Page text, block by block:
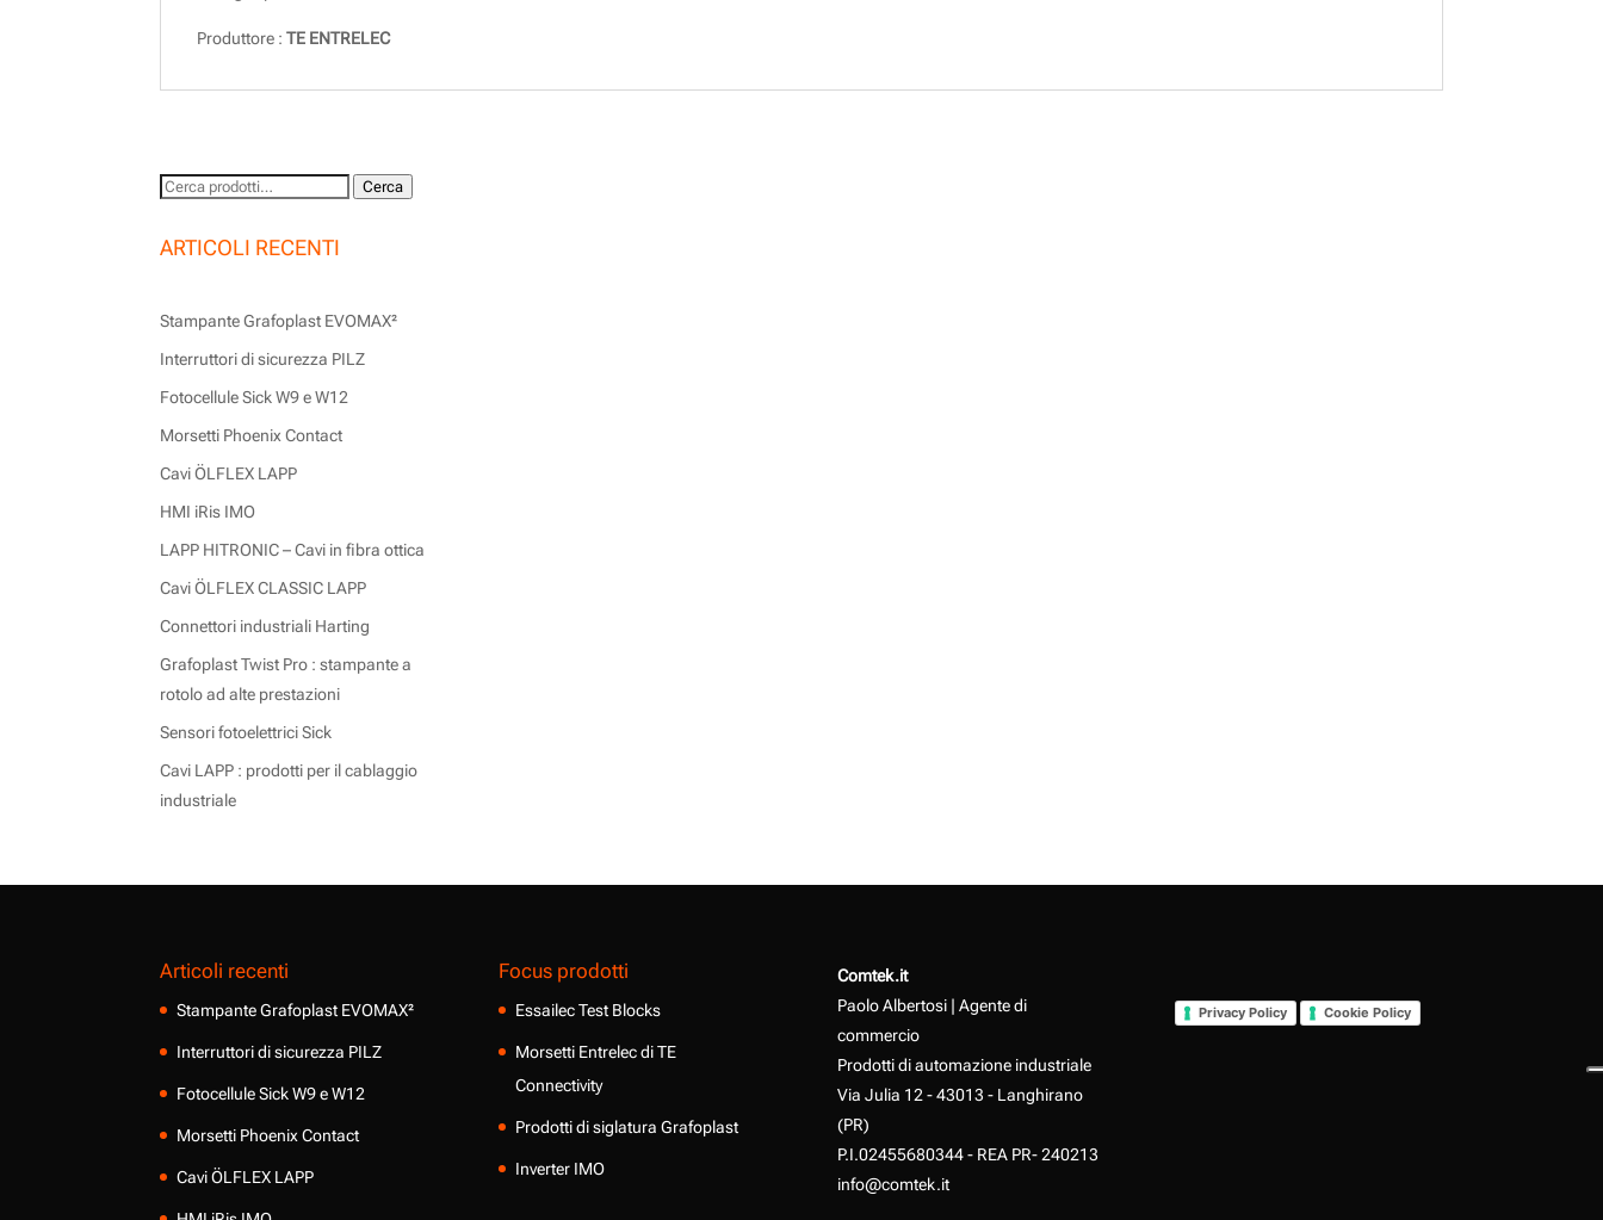
Produttore :TE ENTRELEC
Cerca: Cerca
ARTICOLI RECENTI
Stampante Grafoplast EVOMAX²
Interruttori di sicurezza PILZ
Fotocellule Sick W9 e W12
Morsetti Phoenix Contact
Cavi ÖLFLEX LAPP
HMI iRis IMO
LAPP HITRONIC – Cavi in fibra ottica
Cavi ÖLFLEX CLASSIC LAPP
Connettori industriali Harting
Grafoplast Twist Pro : stampante a
rotolo ad alte prestazioni
Sensori fotoelettrici Sick
Cavi LAPP : prodotti per il cablaggio
industriale
Articoli recenti
Stampante Grafoplast EVOMAX²
Interruttori di sicurezza PILZ
Fotocellule Sick W9 e W12
Morsetti Phoenix Contact
Cavi ÖLFLEX LAPP
Focus prodotti
Essailec Test Blocks
Morsetti Entrelec di TE
Connectivity
Prodotti di siglatura Grafoplast
Inverter IMO
Comtek.it
Paolo Albertosi | Agente di
commercio
Prodotti di automazione industriale
Via Julia 12 - 43013 - Langhirano
(PR)
P.I.02455680344 - REA PR- 240213
info@comtek.it
Privacy Policy Cookie Policy